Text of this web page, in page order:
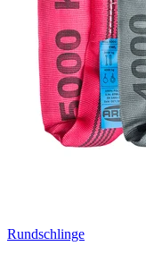
Rundschlinge